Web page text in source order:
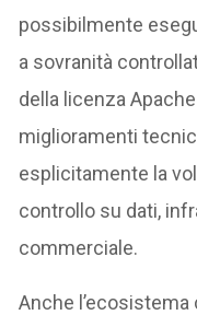
possibilmente
a sovranità
della licenza
miglioramenti
esplicitamente la
controllo su dati,
commerciale.
Anche